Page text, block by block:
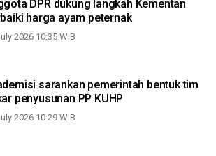
DPR dukung langkah Kementan
harga ayam peternak
2026 10:35 WIB
sarankan pemerintah bentuk tim
penyusunan PP KUHP
2026 10:29 WIB